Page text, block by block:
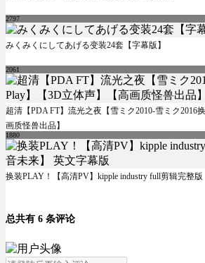
2797
みくみくにしてあげる变装24套【字幕版】
2061
超清【PDA FT】流光之夜【雪ミク2010-雪ミク2016
画质怪兽出品】
1880
换装PLAY！【高清PV】kipple industry full剪辑完整
总共有 6 条评论